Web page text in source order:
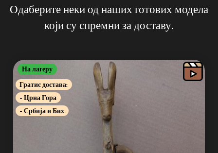
Одаберите неки од наших готових модела
који су спремни за доставу.
На лагеру
Гратис достава:
- Црна Гора
- Србија и Бих